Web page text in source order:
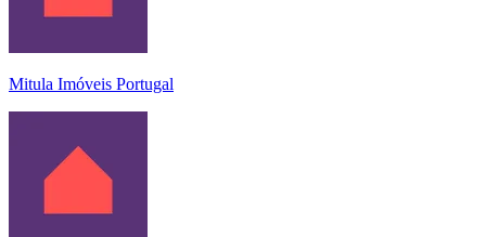
Mitula Imóveis Portugal